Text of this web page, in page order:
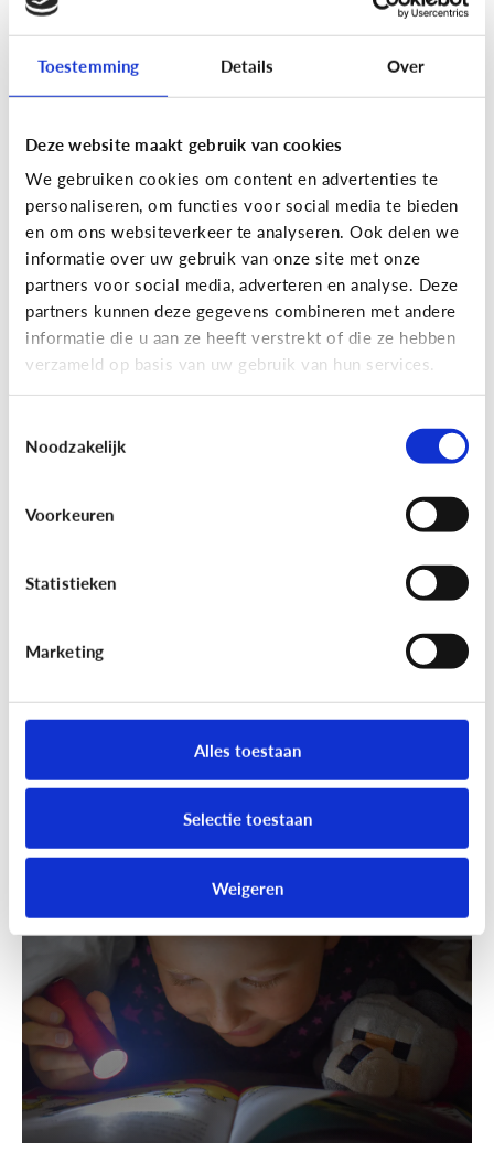
Toestemming Details Over
Deze website maakt gebruik van cookies
We gebruiken cookies om content en advertenties te
personaliseren, om functies voor social media te bieden
en om ons websiteverkeer te analyseren. Ook delen we
informatie over uw gebruik van onze site met onze
partners voor social media, adverteren en analyse. Deze
partners kunnen deze gegevens combineren met andere
informatie die u aan ze heeft verstrekt of die ze hebben
verzameld op basis van uw gebruik van hun services.
Noodzakelijk
Voorkeuren
Statistieken
Marketing
Alles toestaan
Selectie toestaan
Weigeren
Fun met media
Maak je eigen Snapchat of
Instagram filter!
Fun met media
Wandelen was nog nooit zo leuk!
Speels bijleren met een educatieve